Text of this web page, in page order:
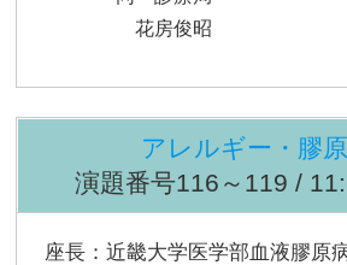
花房俊昭
アレルギー・膠
演題番号116～119 /
座長：近畿大学医学部血液膠